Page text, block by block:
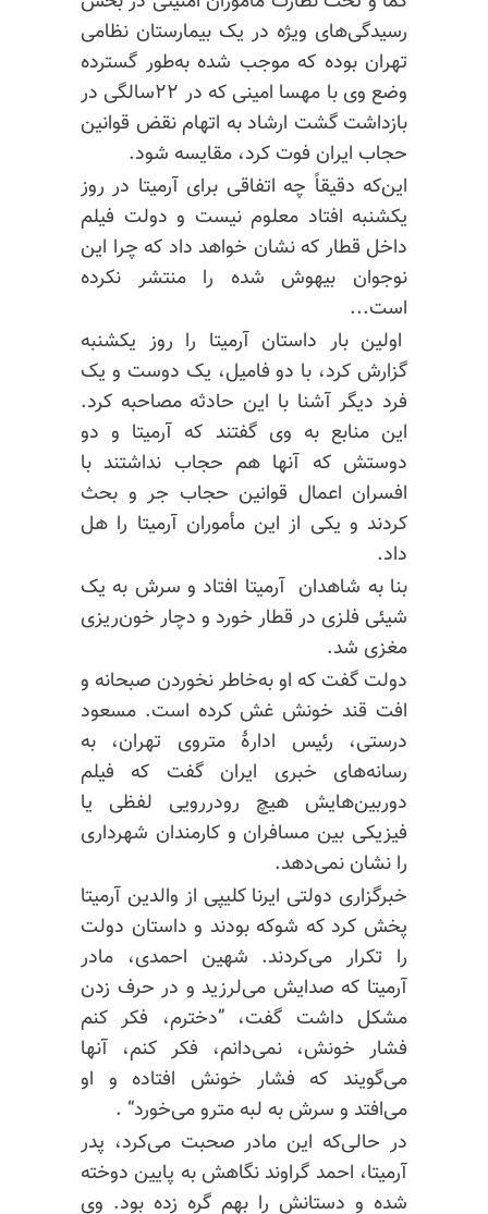
رسیدگی‌های ویژه در یک بیمارستان نظامی
تهران بوده که موجب شده به‌طور گسترده
وضع وی با مهسا امینی که در ۲۲سالگی در
بازداشت گشت ارشاد به اتهام نقض قوانین
حجاب ایران فوت کرد، مقایسه شود.
این‌که دقیقاً چه اتفاقی برای آرمیتا در روز
یکشنبه افتاد معلوم نیست و دولت فیلم
داخل قطار که نشان خواهد داد که چرا این
نوجوان بیهوش شده را منتشر نکرده
است...
اولین بار داستان آرمیتا را روز یکشنبه
گزارش کرد، با دو فامیل، یک دوست و یک
فرد دیگر آشنا با این حادثه مصاحبه کرد.
این منابع به وی گفتند که آرمیتا و دو
دوستش که آنها هم حجاب نداشتند با
افسران اعمال قوانین حجاب جر و بحث
کردند و یکی از این مأموران آرمیتا را هل
داد.
بنا به شاهدان آرمیتا افتاد و سرش به یک
شیئی فلزی در قطار خورد و دچار خون‌ریزی
مغزی شد.
دولت گفت که او به‌خاطر نخوردن صبحانه و
افت قند خونش غش کرده است. مسعود
درستی، رئیس ادارهٔ متروی تهران، به
رسانه‌های خبری ایران گفت که فیلم
دوربین‌هایش هیچ رودررویی لفظی یا
فیزیکی بین مسافران و کارمندان شهرداری
را نشان نمی‌دهد.
خبرگزاری دولتی ایرنا کلیپی از والدین آرمیتا
پخش کرد که شوکه بودند و داستان دولت
را تکرار می‌کردند. شهین احمدی، مادر
آرمیتا که صدایش می‌لرزید و در حرف زدن
مشکل داشت گفت، ”دخترم، فکر کنم
فشار خونش، نمی‌دانم، فکر کنم، آنها
می‌گویند که فشار خونش افتاده و او
می‌افتد و سرش به لبه مترو می‌خورد“ .
در حالی‌که این مادر صحبت می‌کرد، پدر
آرمیتا، احمد گراوند نگاهش به پایین دوخته
شده و دستانش را بهم گره زده بود. وی